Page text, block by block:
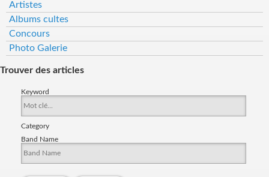
Artistes
Albums cultes
Concours
Photo Galerie
Trouver des articles
Keyword
Category
Band Name